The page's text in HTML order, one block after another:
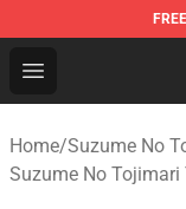
FREE
Open menu
Suzumeno
Home/Suzume No
Suzume No Tojimari